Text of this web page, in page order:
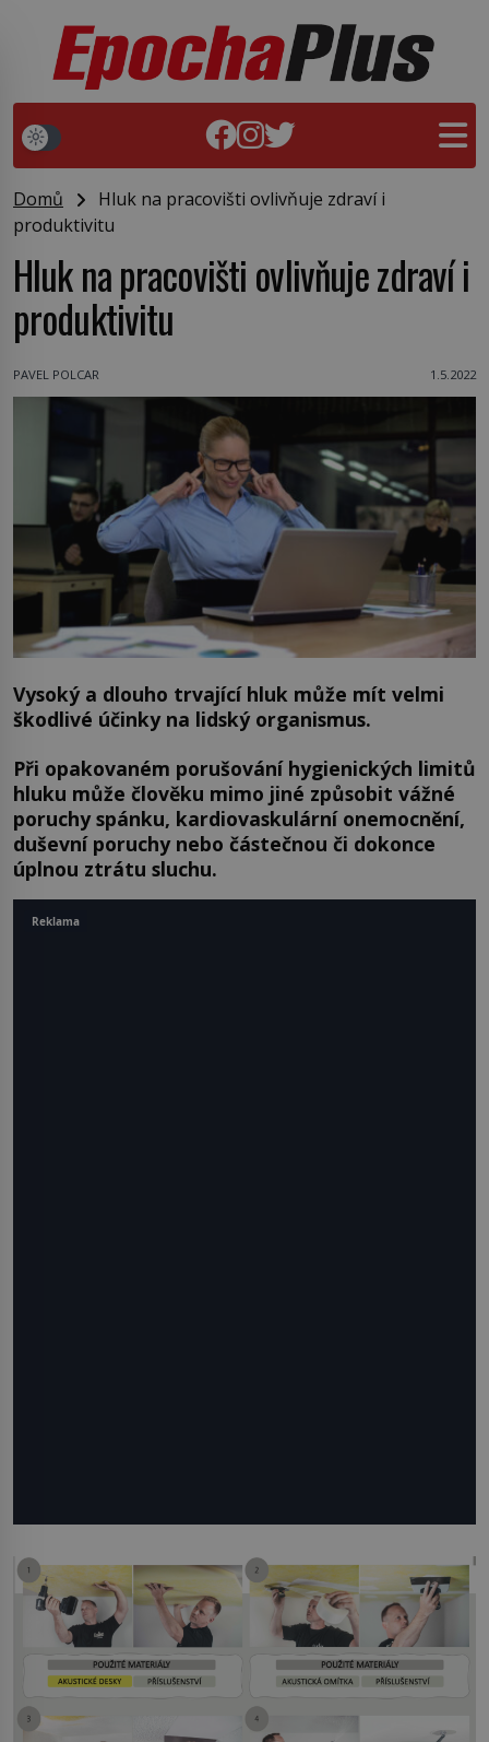
Domů
Hluk na pracovišti ovlivňuje zdraví i
produktivitu
Hluk na pracovišti ovlivňuje zdraví i
produktivitu
PAVEL POLCAR 1.5.2022
Vysoký a dlouho trvající hluk může mít velmi
škodlivé účinky na lidský organismus.
Při opakovaném porušování hygienických limitů
hluku může člověku mimo jiné způsobit vážné
poruchy spánku, kardiovaskulární onemocnění,
duševní poruchy nebo částečnou či dokonce
úplnou ztrátu sluchu.
Reklama